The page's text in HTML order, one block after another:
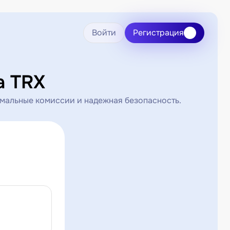
Войти Регистрация
TRX
комиссии и надежная безопасность.